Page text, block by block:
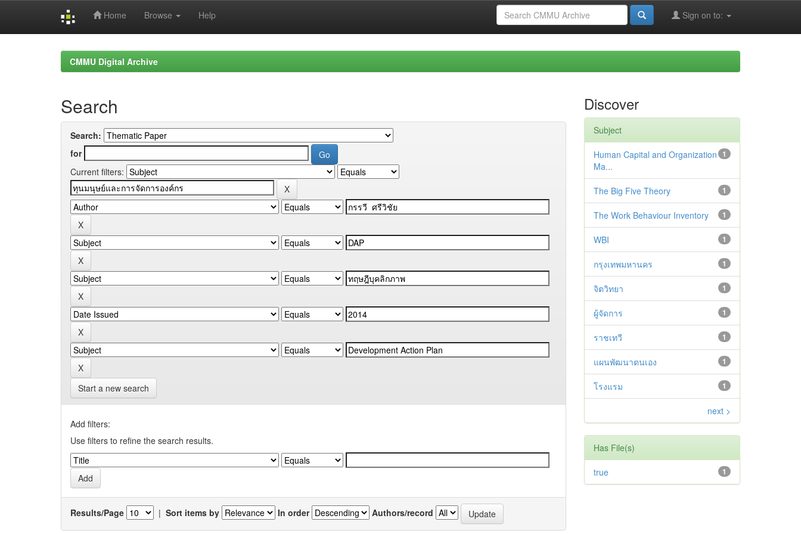
Home Browse Help Sign on to:
CMMU Digital Archive
Search
Search:
for
Current filters:
Start a new search
Add filters:
Use filters to refine the search results.
Results/Page | Sort items by In order Authors/record
Discover
Subject
1
Human Capital and Organization
Ma...
1
The Big Five Theory
1
The Work Behaviour Inventory
1
WBI
1
กรุงเทพมหานคร
1
จิตวิทยา
1
ผู้จัดการ
1
ราชเทวี
1
แผนพัฒนาตนเอง
1
โรงแรม
next >
Has File(s)
1
true